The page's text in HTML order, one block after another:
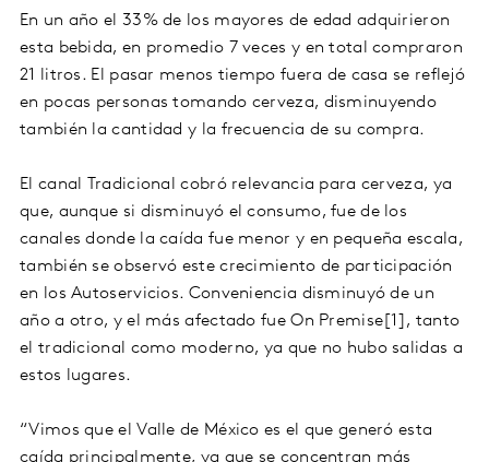
En un año el 33% de los mayores de edad adquirieron
esta bebida, en promedio 7 veces y en total compraron
21 litros. El pasar menos tiempo fuera de casa se reflejó
en pocas personas tomando cerveza, disminuyendo
también la cantidad y la frecuencia de su compra.
El canal Tradicional cobró relevancia para cerveza, ya
que, aunque si disminuyó el consumo, fue de los
canales donde la caída fue menor y en pequeña escala,
también se observó este crecimiento de participación
en los Autoservicios. Conveniencia disminuyó de un
año a otro, y el más afectado fue On Premise[1], tanto
el tradicional como moderno, ya que no hubo salidas a
estos lugares.
“Vimos que el Valle de México es el que generó esta
caída principalmente, ya que se concentran más